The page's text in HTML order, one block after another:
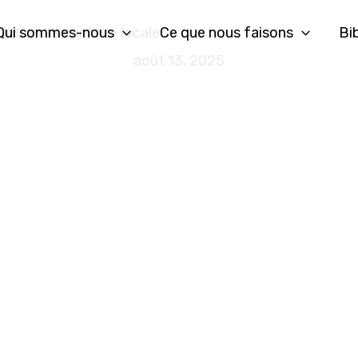
sommes-nous Ce que nous faisons
alimentaire locale
août 13, 2025